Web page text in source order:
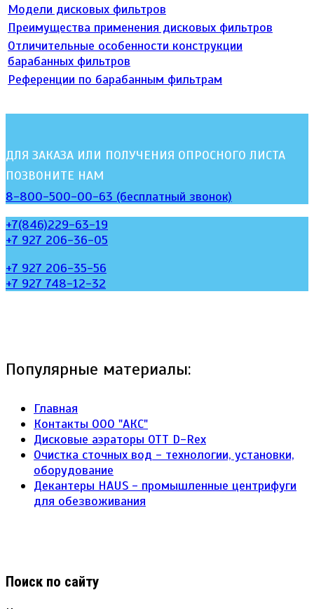
Модели дисковых фильтров
Преимущества применения дисковых фильтров
Отличительные особенности конструкции
барабанных фильтров
Референции по барабанным фильтрам
ДЛЯ ЗАКАЗА ИЛИ ПОЛУЧЕНИЯ ОПРОСНОГО ЛИСТА
ПОЗВОНИТЕ НАМ
8-800-500-00-63 (бесплатный звонок)
+7(846)229-63-19
+7 927 206-36-05
+7 927 206-35-56
+7 927 748-12-32
Популярные материалы:
Главная
Контакты ООО "АКС"
Дисковые аэраторы ОТТ D-Rex
Очистка сточных вод - технологии, установки,
оборудование
Декантеры HAUS - промышленные центрифуги
для обезвоживания
Поиск по сайту